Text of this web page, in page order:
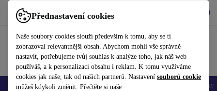
Přednastavení cookies
Naše soubory cookies slouží především k tomu, aby se ti
zobrazoval relevantnější obsah. Abychom mohli vše správně
nastavit, potřebujeme tvůj souhlas k analýze toho, jak náš web
používáš, a k personalizaci obsahu i reklam. K tomu využíváme
cookies jak naše, tak od našich partnerů. Nastavení souborů cookie
můžeš kdykoli změnit. Přečtěte si naše
Používejte refurbed rychle a snadno
Mobily a smartphony Notebooky Tablety Doplňky